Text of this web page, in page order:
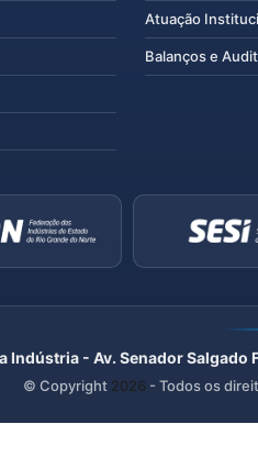
Atuação
Balanços e
Indústria - Av. Senador
© Copyright 2026 - Todos os